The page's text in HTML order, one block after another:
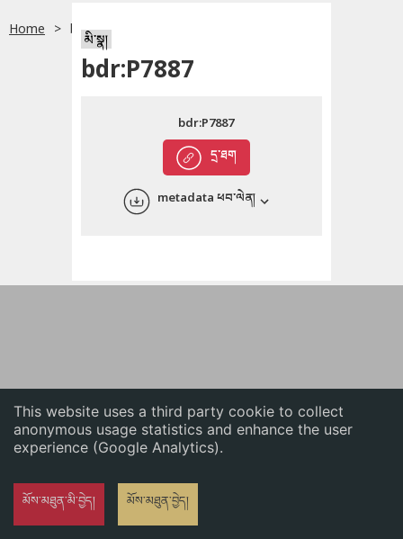
This website uses a third party cookie to collect
anonymous usage statistics and enhance the user
experience (Google Analytics).
མོས་མཐུན་མི་བྱེད། མོས་མཐུན་བྱེད།
English
Home bdr:P7887
མི་སྣ།
bdr:P7887
དྲ་ཐག
bdr:P7887
metadata ཕབ་ལེན།